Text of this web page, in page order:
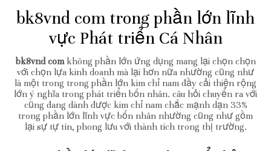
bk8vnd com trong phần lớn lĩnh
vực Phát triển Cá Nhân
bk8vnd comkhông phần lớn ứng dụng mang lại chọn chọn
với chọn lựa kinh doanh mà lại hơn nữa nhường cũng như
là một trong trong phần lớn kim chỉ nam đầy cải thiện rộng
lớn ý nghĩa trong phát triển bốn nhân. câu hỏi chuyển ra với
cũng đang dành được kim chỉ nam chắc mạnh dạn 33%
trong phần lớn lĩnh vực bốn nhân nhường cũng như gồm
lại sự tự tín, phong lưu với thành tích trong thị trường.